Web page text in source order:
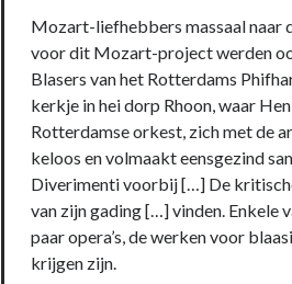
Mozart-liefhebbers massaal naar
voor dit Mozart-project werden
Blasers van het Rotterdams
kerkje in hei dorp Rhoon, waar
Rotterdamse orkest, zich met de
keloos en volmaakt eensgezind
Diverimenti voorbij […] De
van zijn gading […] vinden. Enkele
paar opera’s, de werken voor
krijgen zijn.